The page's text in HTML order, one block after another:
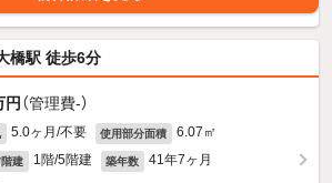
橋駅 徒歩6分
円 （管理費-）
5.0ヶ月/不要 使用部分面積 6.07㎡
建 1階/5階建 築年数 41年7ヶ月